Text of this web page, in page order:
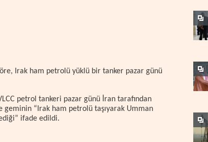
Irak ham petrolü yüklü bir tanker pazar günü
petrol tankeri pazar günü İran tarafından
geminin “Irak ham petrolü taşıyarak Umman
ifade edildi.